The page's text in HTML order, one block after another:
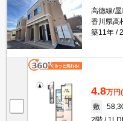
高徳線/
香川県高
築11年
4.8万円
敷
2階